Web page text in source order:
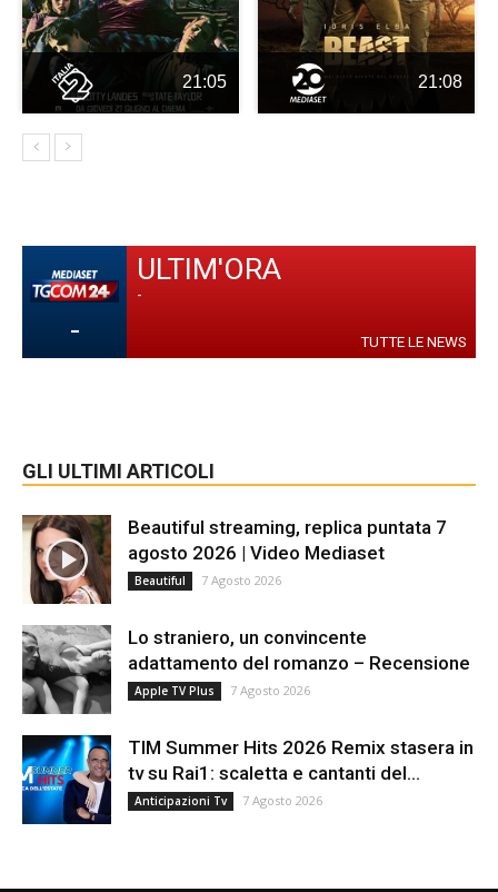
21:05 21:08
-
ULTIM'ORA
-
TUTTE LE NEWS
GLI ULTIMI ARTICOLI
Beautiful streaming, replica puntata 7
agosto 2026 | Video Mediaset
Beautiful 7 Agosto 2026
Lo straniero, un convincente
adattamento del romanzo – Recensione
Apple TV Plus 7 Agosto 2026
TIM Summer Hits 2026 Remix stasera in
tv su Rai1: scaletta e cantanti del...
Anticipazioni Tv 7 Agosto 2026